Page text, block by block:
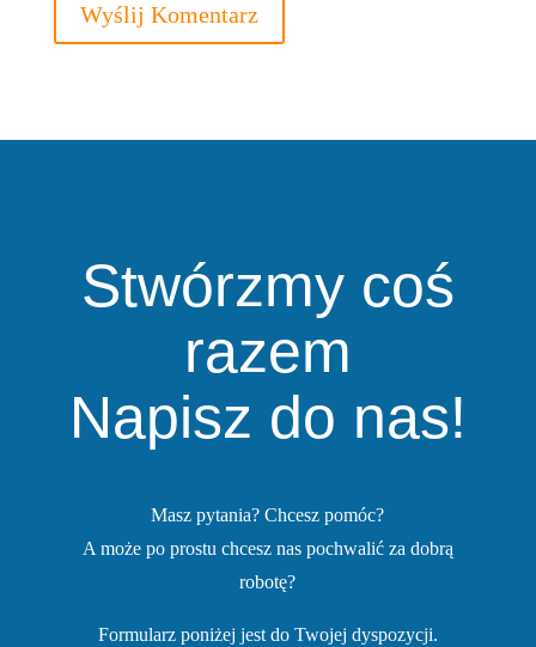
Wyślij Komentarz
Stwórzmy coś
razem
Napisz do nas!
Masz pytania? Chcesz pomóc?
A może po prostu chcesz nas pochwalić za dobrą
robotę?
Formularz poniżej jest do Twojej dyspozycji.